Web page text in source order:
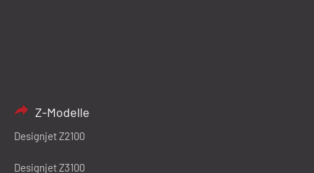
Z-Modelle
Designjet Z2100
Designjet Z3100